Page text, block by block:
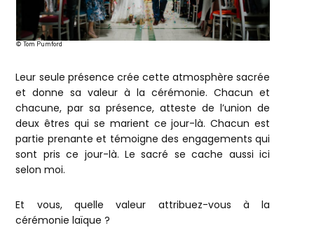
© Tom Pumford
Leur seule présence crée cette atmosphère sacrée
et donne sa valeur à la cérémonie. Chacun et
chacune, par sa présence, atteste de l’union de
deux êtres qui se marient ce jour-là. Chacun est
partie prenante et témoigne des engagements qui
sont pris ce jour-là. Le sacré se cache aussi ici
selon moi.
Et vous, quelle valeur attribuez-vous à la
cérémonie laïque ?